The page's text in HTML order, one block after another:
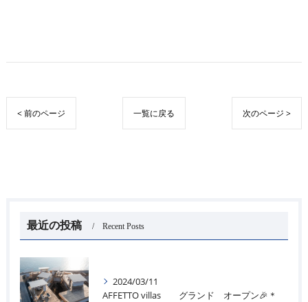
< 前のページ 一覧に戻る 次のページ >
最近の投稿 Recent Posts
2024/03/11
AFFETTO villas グランド オープン🎉＊